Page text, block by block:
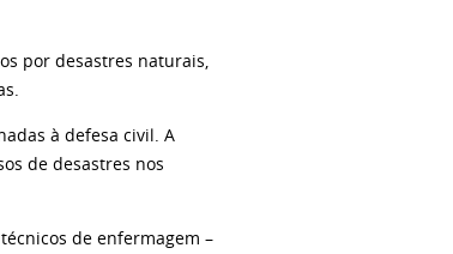
por desastres naturais,
à defesa civil. A
de desastres nos
de enfermagem –